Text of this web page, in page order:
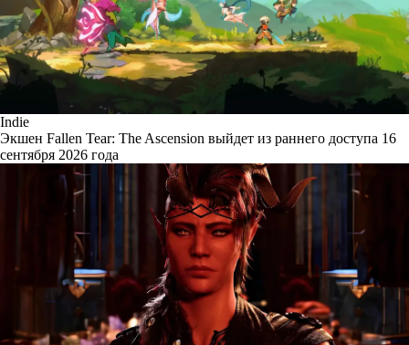
Indie
Экшен Fallen Tear: The Ascension выйдет из раннего доступа 16
сентября 2026 года